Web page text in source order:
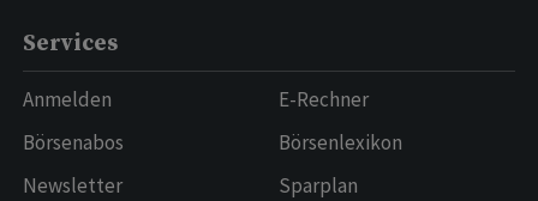
Services
Anmelden
Börsenabos
Newsletter
E-Rechner
Börsenlexikon
Sparplan